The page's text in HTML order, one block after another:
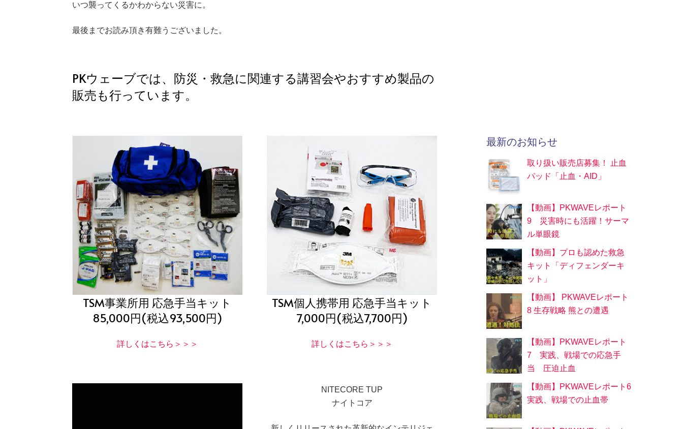
いつ襲ってくるかわからない災害に。
最後までお読み頂き有難うございました。
PKウェーブでは、防災・救急に関連する講習会やおすすめ製品の
販売も行っています。
TSM事業所用 応急手当キット
85,000円(税込93,500円)
詳しくはこちら＞＞＞
TSM個人携帯用 応急手当キット
7,000円(税込7,700円)
詳しくはこちら＞＞＞
NITECORE TUP
ナイトコア
最新のお知らせ
取り扱い販売店募集！ 止血
パッド「止血・AID」
【動画】PKWAVEレポート
9 災害時にも活躍！サーマ
ル単眼鏡
【動画】プロも認めた救急
キット「ディフェンダーキ
ット」
【動画】 PKWAVEレポート
8 生存戦略 熊との遭遇
【動画】PKWAVEレポート
7 実践、戦場での応急手
当 圧迫止血
【動画】PKWAVEレポート6
実践、戦場での止血帯